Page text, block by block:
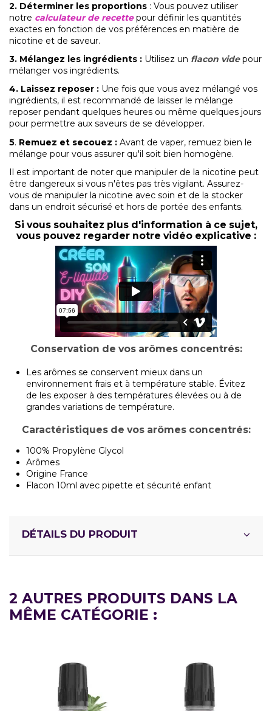
2. Déterminer les proportions : Vous pouvez utiliser
notre calculateur de recette pour définir les quantités
exactes en fonction de vos préférences en matière de
nicotine et de saveur.
3. Mélangez les ingrédients : Utilisez un flacon videpour
mélanger vos ingrédients.
4. Laissez reposer : Une fois que vous avez mélangé vos
ingrédients, il est recommandé de laisser le mélange
reposer pendant quelques heures ou même quelques jours
pour permettre aux saveurs de se développer.
5. Remuez et secouez : Avant de vaper, remuez bien le
mélange pour vous assurer qu'il soit bien homogène.
Il est important de noter que manipuler de la nicotine peut
être dangereux si vous n'êtes pas très vigilant. Assurez-
vous de manipuler la nicotine avec soin et de la stocker
dans un endroit sécurisé et hors de portée des enfants.
Si vous souhaitez plus d'information à ce sujet,
vous pouvez regarder notre vidéo explicative :
Conservation de vos arômes concentrés:
Les arômes se conservent mieux dans un
environnement frais et à température stable. Évitez
de les exposer à des températures élevées ou à de
grandes variations de température.
Caractéristiques de vos arômes concentrés:
100% Propylène Glycol
Arômes
Origine France
Flacon 10ml avec pipette et sécurité enfant
DÉTAILS DU PRODUIT
2 AUTRES PRODUITS DANS LA
MÊME CATÉGORIE :